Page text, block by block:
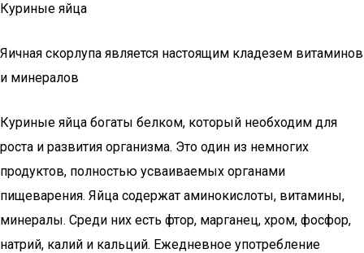
Куриные яйца
Яичная скорлупа является настоящим кладезем витаминов
и минералов
Куриные яйца богаты белком, который необходим для
роста и развития организма. Это один из немногих
продуктов, полностью усваиваемых органами
пищеварения. Яйца содержат аминокислоты, витамины,
минералы. Среди них есть фтор, марганец, хром, фосфор,
натрий, калий и кальций. Ежедневное употребление